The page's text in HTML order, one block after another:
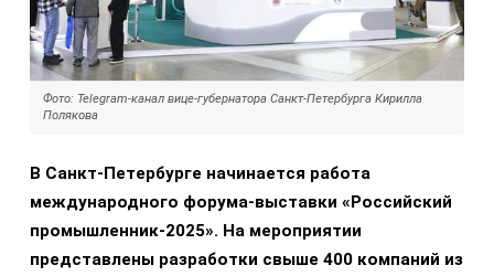
Фото: Telegram-канал вице-губернатора Санкт-Петербурга Кирилла
Полякова
В Санкт-Петербурге начинается работа
международного форума-выставки «Российский
промышленник-2025». На мероприятии
представлены разработки свыше 400 компаний из